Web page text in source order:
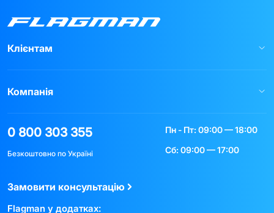
Клієнтам
Компанія
0 800 303 355
Безкоштовно по Україні
Пн - Пт: 09:00 — 18:00
Сб: 09:00 — 17:00
Замовити консультацію
Flagman у додатках: